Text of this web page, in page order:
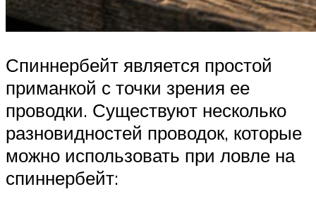
Спиннербейт является простой
приманкой с точки зрения ее
проводки. Существуют несколько
разновидностей проводок, которые
можно использовать при ловле на
спиннербейт: